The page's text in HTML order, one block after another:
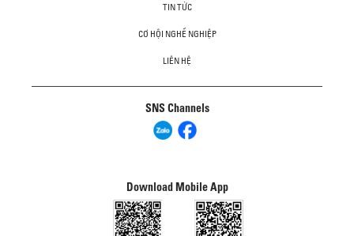
TIN TỨC
CƠ HỘI NGHỀ NGHIỆP
LIÊN HỆ
SNS Channels
Download Mobile App